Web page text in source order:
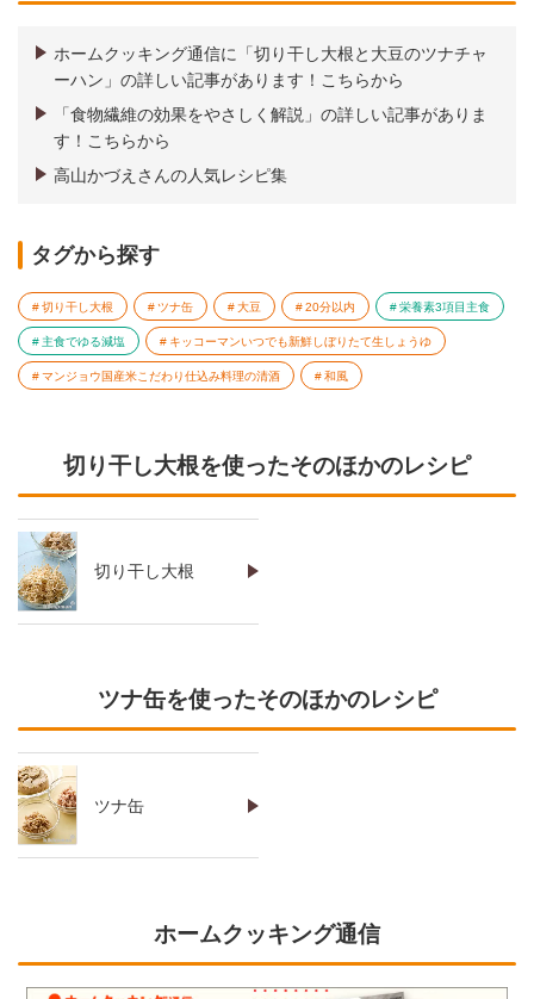
ホームクッキング通信に「切り干し大根と大豆のツナチャ
ーハン」の詳しい記事があります！こちらから
「食物繊維の効果をやさしく解説」の詳しい記事がありま
す！こちらから
高山かづえさんの人気レシピ集
タグから探す
切り干し大根 ツナ缶 大豆 20分以内 栄養素3項目主食
主食でゆる減塩 キッコーマンいつでも新鮮しぼりたて生しょうゆ
マンジョウ国産米こだわり仕込み料理の清酒 和風
切り干し大根を使ったそのほかのレシピ
切り干し大根
ツナ缶を使ったそのほかのレシピ
ツナ缶
ホームクッキング通信